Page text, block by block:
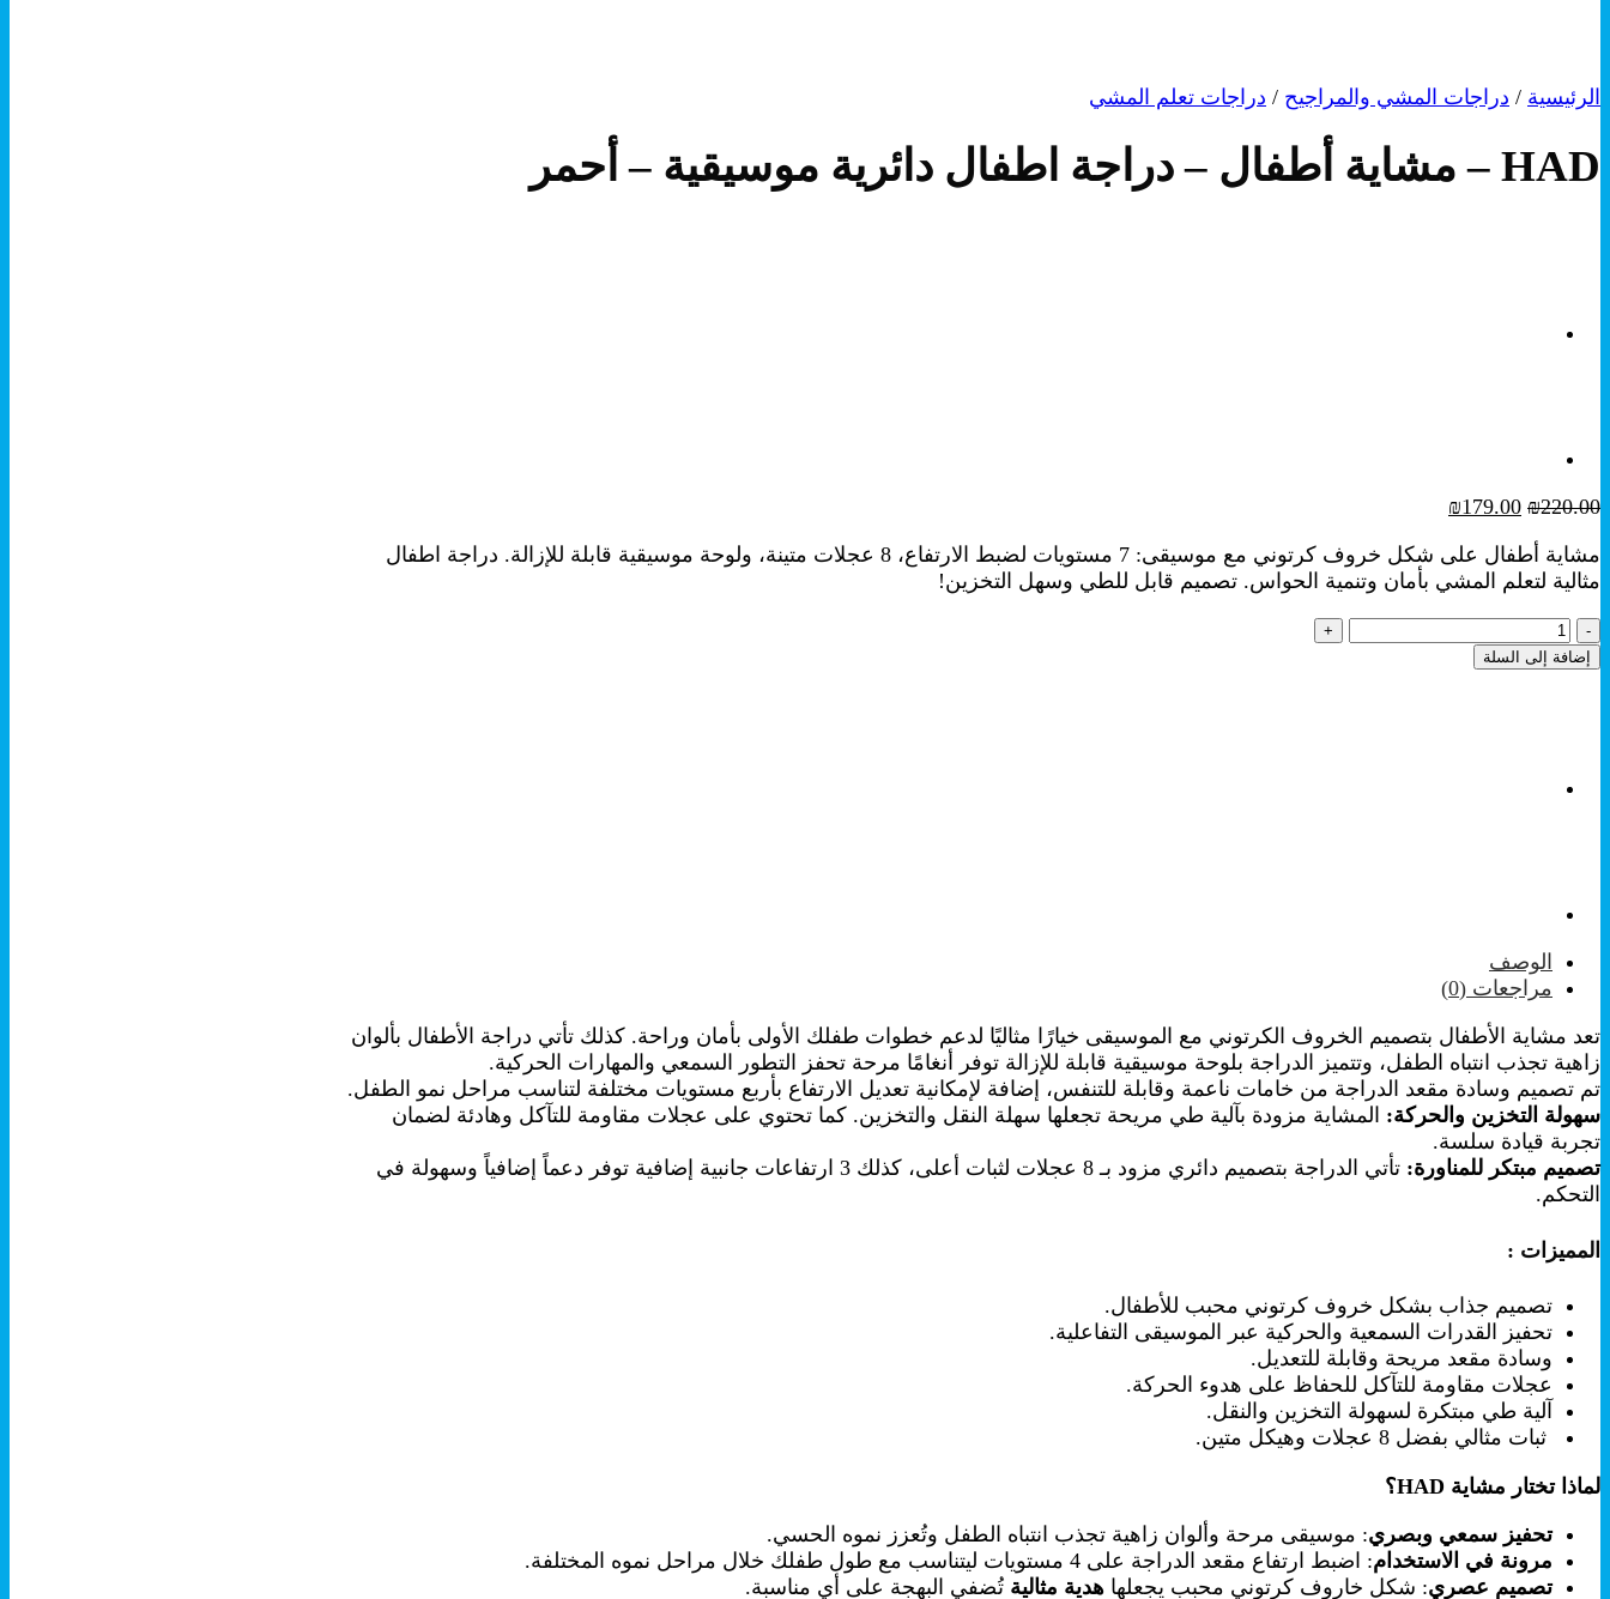
الرئيسية / دراجات المشي والمراجيح / دراجات تعلم المشي
HAD – مشاية أطفال – دراجة اطفال دائرية موسيقية – أحمر
₪220.00
السعر
هو:
₪220.00.
₪179.00
هو:
₪179.00.
مشاية أطفال على شكل خروف كرتوني مع موسيقى: 7 مستويات لضبط الارتفاع، 8 عجلات متينة، ولوحة موسيقية قابلة للإزالة. دراجة اطفال
مثالية لتعلم المشي بأمان وتنمية الحواس. تصميم قابل للطي وسهل التخزين!
كمية
HAD
دراجة
أحمر
إضافة إلى السلة
الوصف
مراجعات (0)
تعد مشاية الأطفال بتصميم الخروف الكرتوني مع الموسيقى خيارًا مثاليًا لدعم خطوات طفلك الأولى بأمان وراحة. كذلك تأتي دراجة الأطفال بألوان
زاهية تجذب انتباه الطفل، وتتميز الدراجة بلوحة موسيقية قابلة للإزالة توفر أنغامًا مرحة تحفز التطور السمعي والمهارات الحركية.
تم تصميم وسادة مقعد الدراجة من خامات ناعمة وقابلة للتنفس، إضافة لإمكانية تعديل الارتفاع بأربع مستويات مختلفة لتناسب مراحل نمو الطفل.
سهولة التخزين والحركة: المشاية مزودة بآلية طي مريحة تجعلها سهلة النقل والتخزين. كما تحتوي على عجلات مقاومة للتآكل وهادئة لضمان
تجربة قيادة سلسة.
تصميم مبتكر للمناورة:
تأتي الدراجة بتصميم دائري مزود بـ 8 عجلات لثبات أعلى، كذلك 3 ارتفاعات جانبية إضافية توفر دعماً إضافياً وسهولة في
التحكم.
المميزات :
تصميم جذاب بشكل خروف كرتوني محبب للأطفال.
تحفيز القدرات السمعية والحركية عبر الموسيقى التفاعلية.
وسادة مقعد مريحة وقابلة للتعديل.
عجلات مقاومة للتآكل للحفاظ على هدوء الحركة.
آلية طي مبتكرة لسهولة التخزين والنقل.
ثبات مثالي بفضل 8 عجلات وهيكل متين.
لماذا تختار مشاية ؟
تحفيز سمعي وبصري: موسيقى مرحة وألوان زاهية تجذب انتباه الطفل وتُعزز نموه الحسي.
مرونة في الاستخدام: اضبط ارتفاع مقعد الدراجة على 4 مستويات ليتناسب مع طول طفلك خلال مراحل نموه المختلفة.
تصميم عصري: شكل خاروف كرتوني محبب يجعلها هدية مثالية تُضفي البهجة على أي مناسبة.